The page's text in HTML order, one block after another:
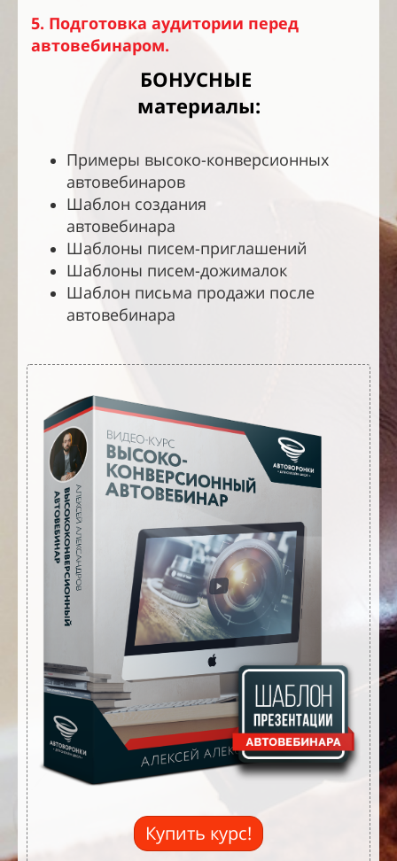
5. Подготовка аудитории перед
автовебинаром.
БОНУСНЫЕ
материалы:
Примеры высоко-конверсионных
автовебинаров
Шаблон создания
автовебинара
Шаблоны писем-приглашений
Шаблоны писем-дожималок
Шаблон письма продажи после
автовебинара
Купить курс!